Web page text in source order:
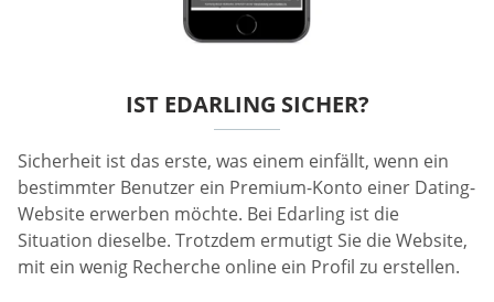
IST EDARLING SICHER?
Sicherheit ist das erste, was einem einfällt, wenn ein
bestimmter Benutzer ein Premium-Konto einer Dating-
Website erwerben möchte. Bei Edarling ist die
Situation dieselbe. Trotzdem ermutigt Sie die Website,
mit ein wenig Recherche online ein Profil zu erstellen.